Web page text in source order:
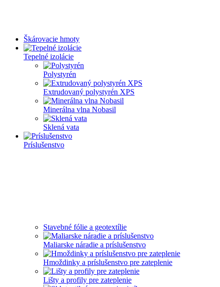
Škárovacie hmoty
Tepelné izolácie
Polystyrén
Extrudovaný polystyrén XPS
Minerálna vlna Nobasil
Sklená vata
Príslušenstvo
Stavebné fólie a geotextílie
Maliarske náradie a príslušenstvo
Hmoždinky a príslušenstvo pre zateplenie
Lišty a profily pre zateplenie